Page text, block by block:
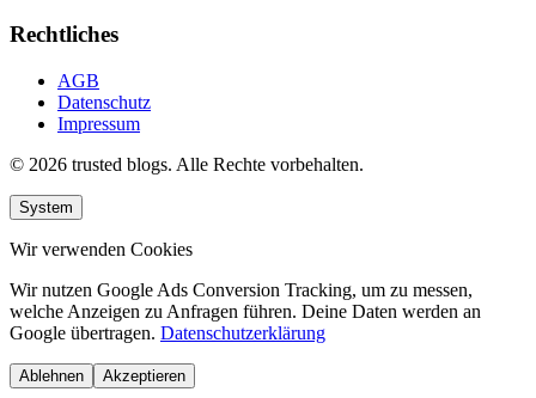
Rechtliches
AGB
Datenschutz
Impressum
© 2026 trusted blogs. Alle Rechte vorbehalten.
System
Wir verwenden Cookies
Wir nutzen Google Ads Conversion Tracking, um zu messen,
welche Anzeigen zu Anfragen führen. Deine Daten werden an
Google übertragen. Datenschutzerklärung
Ablehnen Akzeptieren